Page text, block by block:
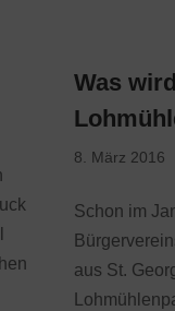
Was
8. März 2016
Schon im
aus St.